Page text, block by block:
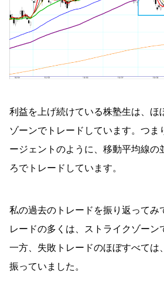
利益を上げ続けている株塾生は、ほ
ゾーンでトレードしています。つま
ージェントのように、移動平均線の
ろでトレードしています。
私の過去のトレードを振り返ってみ
レードの多くは、ストライクゾーン
一方、失敗トレードのほぼすべては
振っていました。